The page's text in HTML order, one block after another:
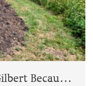
3 plantstroken aan de Gilbert Becaudstraat ter hoogte van huisnummer 25